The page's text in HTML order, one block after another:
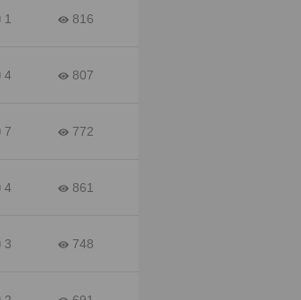
1 816
4 807
7 772
4 861
3 748